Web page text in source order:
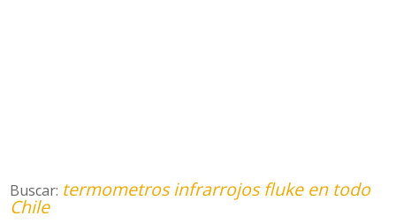
Buscar: termometros infrarrojos fluke en todo
Chile